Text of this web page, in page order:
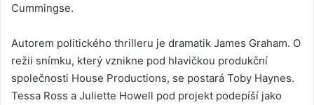
Cummingse.
Autorem politického thrilleru je dramatik James Graham. O
režii snímku, který vznikne pod hlavičkou produkční
společnosti House Productions, se postará Toby Haynes.
Tessa Ross a Juliette Howell pod projekt podepíší jako